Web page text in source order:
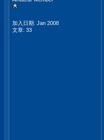
加入日期: Jan 2008
文章: 33